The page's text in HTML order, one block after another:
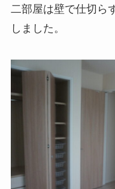
二部屋は壁で仕切ら
しました。